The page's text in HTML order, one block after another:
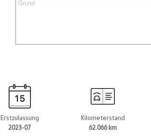
Erstzulassung
2023-07
Kilometerstand
62.066 km